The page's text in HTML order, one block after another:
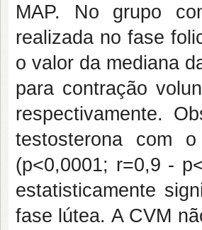
MAP. No grupo
realizada no fase
o valor da mediana
para contração
respectivamente.
testosterona com
(p<0,0001; r=0,9 -
estatisticamente
fase lútea. A CVM